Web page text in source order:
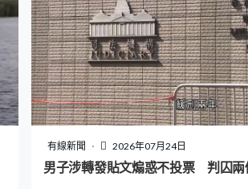
長效投訴渠道，提升旅客滿意度。
有線新聞 2026年07月24日
男子涉轉發貼文煽惑不投票 判囚兩